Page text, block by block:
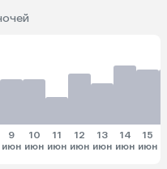
9
июн
10
июн
11
июн
12
июн
13
июн
14
июн
15
июн